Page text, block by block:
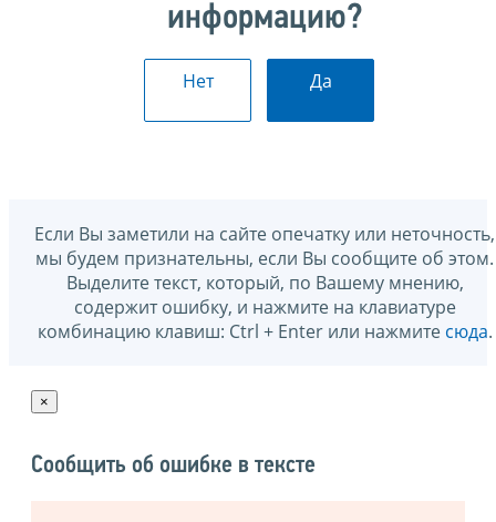
информацию?
Нет Да
Если Вы заметили на сайте опечатку или неточность,
мы будем признательны, если Вы сообщите об этом.
Выделите текст, который, по Вашему мнению,
содержит ошибку, и нажмите на клавиатуре
комбинацию клавиш: Ctrl + Enter или нажмите сюда.
×
Сообщить об ошибке в тексте